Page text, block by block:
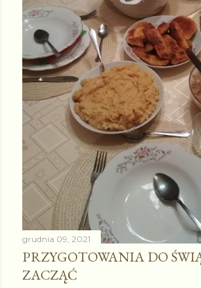
grudnia 09, 2021
PRZYGOTOWANIA DO
ZACZĄĆ